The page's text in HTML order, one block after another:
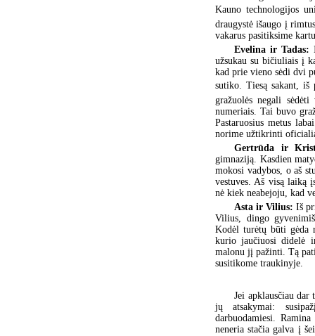
Kauno technologijos
draugystė išaugo į
vakarus pasitiksime
Evelina ir Tadas:
užsukau su bičiuliais į
kad prie vieno sėdi dvi
sutiko. Tiesą sakant, iš
gražuolės negali
numeriais. Tai buvo
Pastaruosius metus
norime užtikrinti
Gertrūda ir
gimnaziją. Kasdien
mokosi vadybos, o aš
vestuves. Aš visą laiką
nė kiek neabejoju, kad
Asta ir Vilius:Iš
Vilius, dingo
Kodėl turėtų būti gėda
kurio jaučiuosi didelė
malonu jį pažinti. Tą
susitikome traukinyje.
Jei apklausčiau
jų atsakymai:
darbuodamiesi.
neneria stačia galva į